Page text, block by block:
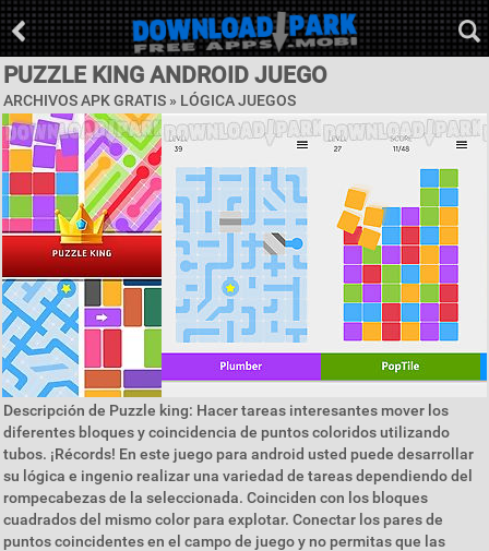
PUZZLE KING ANDROID JUEGO
ARCHIVOS APK GRATIS » LÓGICA JUEGOS
Descripción de Puzzle king: Hacer tareas interesantes mover los
diferentes bloques y coincidencia de puntos coloridos utilizando
tubos. ¡Récords! En este juego para android usted puede desarrollar
su lógica e ingenio realizar una variedad de tareas dependiendo del
rompecabezas de la seleccionada. Coinciden con los bloques
cuadrados del mismo color para explotar. Conectar los pares de
puntos coincidentes en el campo de juego y no permitas que las